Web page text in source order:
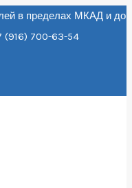
в пределах МКАД и до
+7 (916) 700-63-54